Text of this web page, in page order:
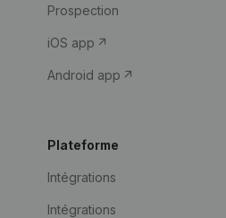
Prospection
iOS app
Android app
Plateforme
Intégrations
Intégrations